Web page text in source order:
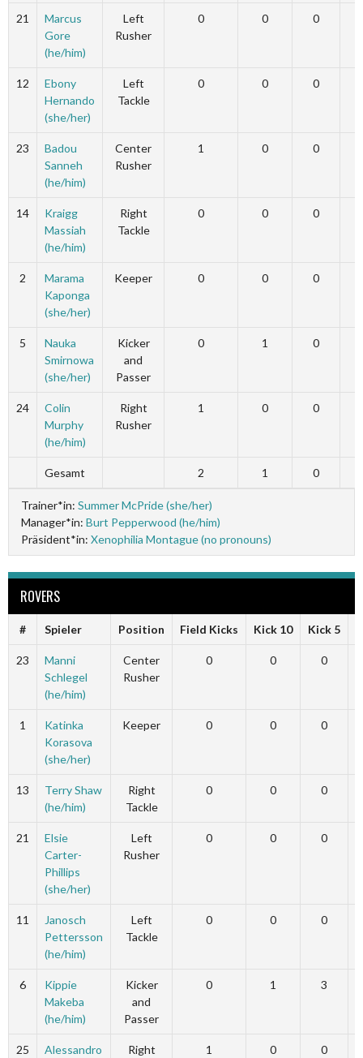
21
Marcus
Gore
(he/him)
Left
Rusher
0 0 0
12
Ebony
Hernando
(she/her)
Left
Tackle
0 0 0
23
Badou
Sanneh
(he/him)
Center
Rusher
1 0 0
14
Kraigg
Massiah
(he/him)
Right
Tackle
0 0 0
2
Marama
Kaponga
(she/her)
Keeper 0 0 0
5
Nauka
Smirnowa
(she/her)
Kicker
and
Passer
0 1 0
24
Colin
Murphy
(he/him)
Right
Rusher
1 0 0
Gesamt 2 1 0
Trainer*in: Summer McPride (she/her)
Manager*in: Burt Pepperwood (he/him)
Präsident*in: Xenophilia Montague (no pronouns)
ROVERS
# Spieler Position Field Kicks Kick 10 Kick 5
23
Manni
Schlegel
(he/him)
Center
Rusher
0 0 0
1
Katinka
Korasova
(she/her)
Keeper 0 0 0
13
Terry Shaw
(he/him)
Right
Tackle
0 0 0
21
Elsie
Carter-
Phillips
(she/her)
Left
Rusher
0 0 0
11
Janosch
Pettersson
(he/him)
Left
Tackle
0 0 0
6
Kippie
Makeba
(he/him)
Kicker
and
Passer
0 1 3
25
Alessandro
Right
1 0 0